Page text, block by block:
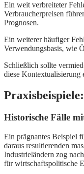
Ein weit verbreiteter
Verbraucherpreisen
Prognosen.
Ein weiterer häufiger
Verwendungsbasis, wie
Schließlich sollte
diese Kontextualisierung
Historische Fälle
Ein prägnantes Beispiel
daraus resultierenden
Industrieländern zog
für wirtschaftspolitische